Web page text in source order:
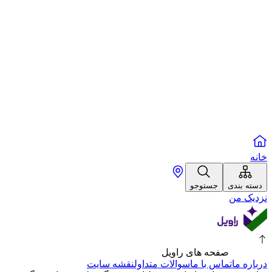
خانه
دسته بندی جستوجو
نزدیک من
صفحه های راویل
درباره ماتماس با ماسوالات متداولنقشه سایت